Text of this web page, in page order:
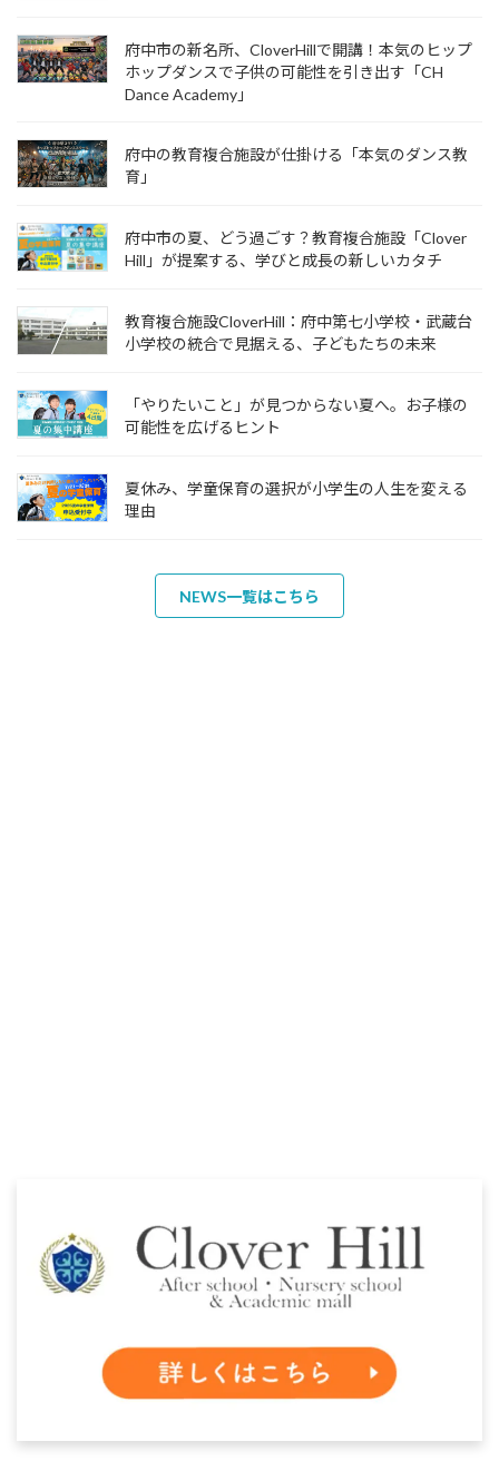
府中市の新名所、CloverHillで開講！本気のヒップ
ホップダンスで子供の可能性を引き出す「CH
Dance Academy」
府中の教育複合施設が仕掛ける「本気のダンス教
育」
府中市の夏、どう過ごす？教育複合施設「Clover
Hill」が提案する、学びと成長の新しいカタチ
教育複合施設CloverHill：府中第七小学校・武蔵台
小学校の統合で見据える、子どもたちの未来
「やりたいこと」が見つからない夏へ。お子様の
可能性を広げるヒント
夏休み、学童保育の選択が小学生の人生を変える
理由
NEWS一覧はこちら